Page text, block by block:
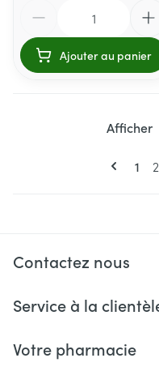
Ajouter au panier
1 2
Afficher
Contactez nous
Service à la
Votre pharmacie